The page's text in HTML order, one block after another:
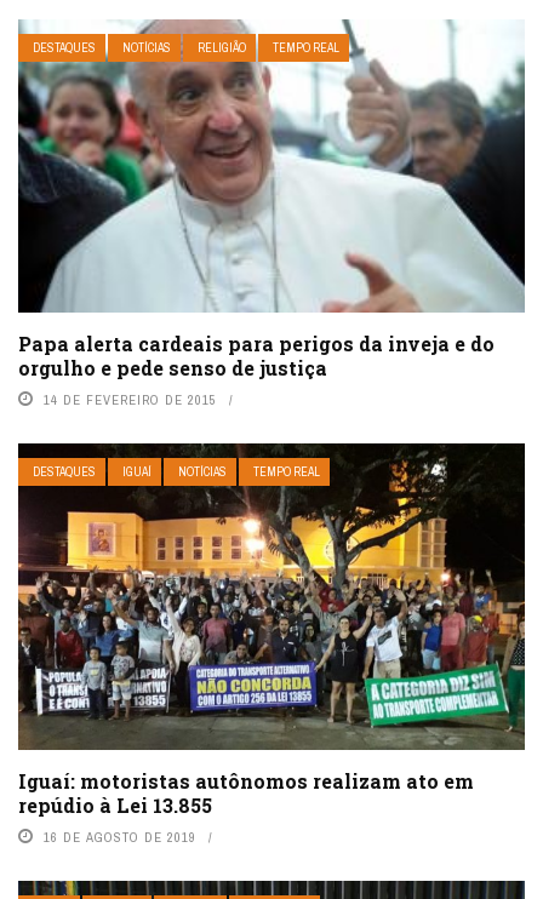
DESTAQUES NOTÍCIAS RELIGIÃO TEMPO REAL
Papa alerta cardeais para perigos da inveja e do
orgulho e pede senso de justiça
14 DE FEVEREIRO DE 2015
DESTAQUES IGUAÍ NOTÍCIAS TEMPO REAL
Iguaí: motoristas autônomos realizam ato em
repúdio à Lei 13.855
16 DE AGOSTO DE 2019